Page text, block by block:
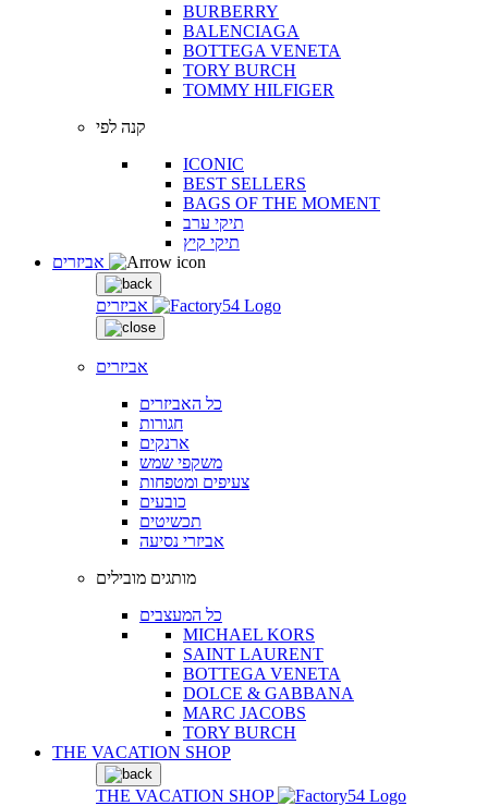
BURBERRY
BALENCIAGA
BOTTEGA VENETA
TORY BURCH
TOMMY HILFIGER
קנה לפי
ICONIC
BEST SELLERS
BAGS OF THE MOMENT
תיקי ערב
תיקי קיץ
אביזרים
אביזרים
כל האביזרים
חגורות
ארנקים
משקפי שמש
צעיפים ומטפחות
כובעים
תכשיטים
אביזרי נסיעה
מותגים מובילים
כל המעצבים
MICHAEL KORS
SAINT LAURENT
BOTTEGA VENETA
DOLCE & GABBANA
MARC JACOBS
TORY BURCH
THE VACATION SHOP
THE VACATION SHOP